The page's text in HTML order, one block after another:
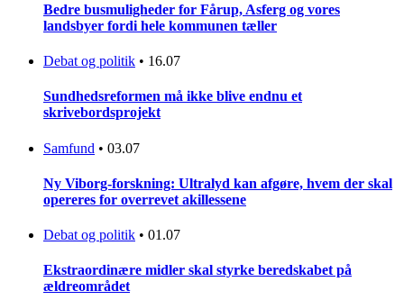
Bedre busmuligheder for Fårup, Asferg og vores
landsbyer fordi hele kommunen tæller
Debat og politik • 16.07
Sundhedsreformen må ikke blive endnu et
skrivebordsprojekt
Samfund • 03.07
Ny Viborg-forskning: Ultralyd kan afgøre, hvem der skal
opereres for overrevet akillessene
Debat og politik • 01.07
Ekstraordinære midler skal styrke beredskabet på
ældreområdet